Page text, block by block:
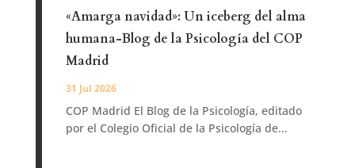
«Amarga navidad»: Un iceberg del alma
humana-Blog de la Psicología del COP
Madrid
31 Jul 2026
COP Madrid El Blog de la Psicología, editado
por el Colegio Oficial de la Psicología de...